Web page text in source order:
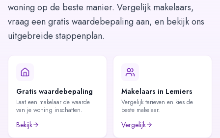
woning op de beste manier. Vergelijk makelaars,
vraag een gratis waardebepaling aan, en bekijk ons
uitgebreide stappenplan.
Gratis waardebepaling
Laat een makelaar de waarde
van je woning inschatten.
Bekijk
Makelaars in Lemiers
Vergelijk tarieven en kies de
beste makelaar.
Vergelijk